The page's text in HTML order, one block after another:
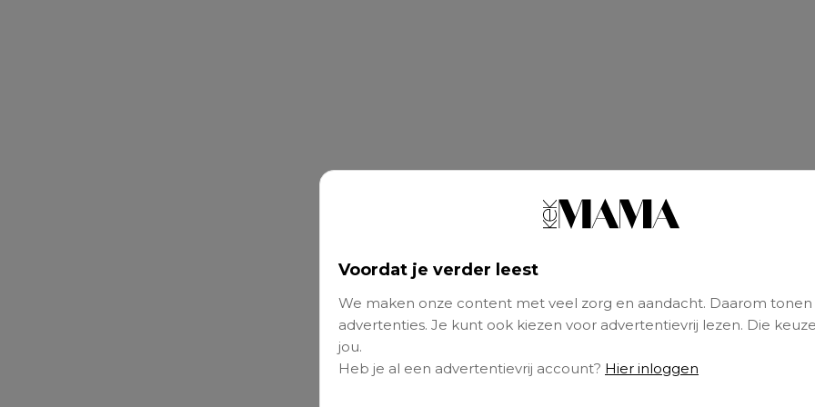
Voordat je verder leest
We maken onze content met veel zorg en aandacht. Daarom tonen
advertenties. Je kunt ook kiezen voor advertentievrij lezen. Die
jou.
Heb je al een advertentievrij account? Hier inloggen